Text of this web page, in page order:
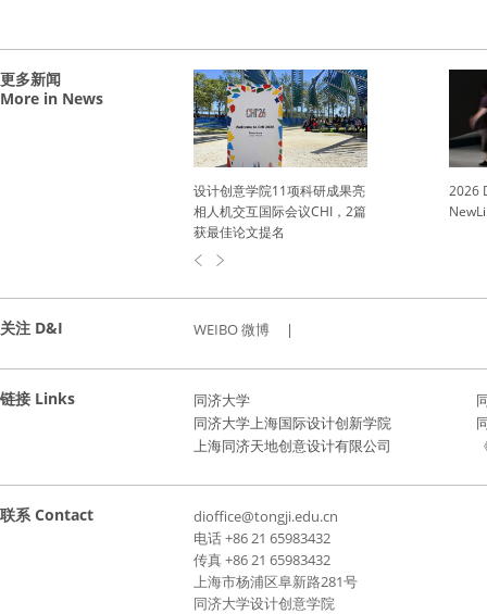
更多新闻
More in News
设计创意学院11项科研成果亮
相人机交互国际会议CHI，2篇
获最佳论文提名
2026
关注 D&I WEIBO 微博 |
链接 Links 同济大学
同济大学上海国际设计创新学院
上海同济天地创意设计有限公司
联系 Contact
dioffice@tongji.edu.cn
电话 +86 21 65983432
传真 +86 21 65983432
上海市杨浦区阜新路281号
同济大学设计创意学院